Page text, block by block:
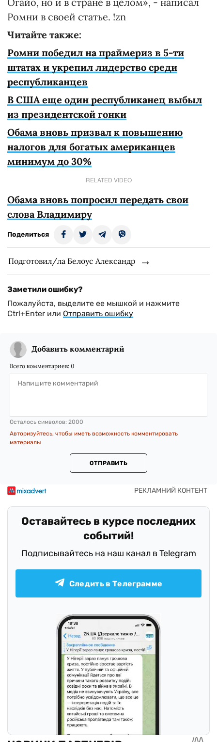
Ромни в своей статье. !zn
Читайте также:
Ромни победил на праймериз в 5-ти
штатах и укрепил лидерство среди
республиканцев
В США еще один республиканец выбыл
из президентской гонки
Обама вновь призвал к повышению
налогов для богатых американцев
минимум до 30%
RELATED VIDEO
Обама вновь попросил передать свои
слова Владимиру
Поделиться
Подготовил/ла Белоус Александр
Заметили ошибку?
Пожалуйста, выделите ее мышкой и нажмите
Ctrl+Enter или Отправить ошибку
Добавить комментарий
Всего комментариев: 0
Осталось символов: 2000
Авторизуйтесь, чтобы иметь возможность комментировать
материалы
ОТПРАВИТЬ
Оставайтесь в курсе последних
событий!
Подписывайтесь на наш канал в Telegram
Следить в Телеграмме